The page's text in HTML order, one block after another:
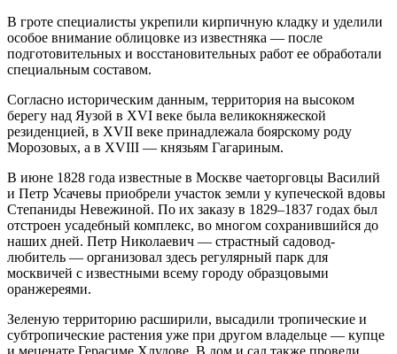
В гроте специалисты укрепили кирпичную кладку и уделили
особое внимание облицовке из известняка — после
подготовительных и восстановительных работ ее обработали
специальным составом.
Согласно историческим данным, территория на высоком
берегу над Яузой в XVI веке была великокняжеской
резиденцией, в XVII веке принадлежала боярскому роду
Морозовых, а в XVIII — князьям Гагариным.
В июне 1828 года известные в Москве чаеторговцы Василий
и Петр Усачевы приобрели участок земли у купеческой вдовы
Степаниды Невежиной. По их заказу в 1829–1837 годах был
отстроен усадебный комплекс, во многом сохранившийся до
наших дней. Петр Николаевич — страстный садовод-
любитель — организовал здесь регулярный парк для
москвичей с известными всему городу образцовыми
оранжереями.
Зеленую территорию расширили, высадили тропические и
субтропические растения уже при другом владельце — купце
и меценате Герасиме Хлудове. В дом и сад также провели